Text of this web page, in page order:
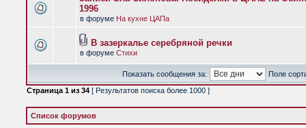
1996
в форуме На кухне ЦАПа
В зазеркалье серебряной речки
в форуме Стихи
Показать сообщения за:
Поле
Страница 1 из 34 [ Результатов поиска более 1000 ]
Список форумов